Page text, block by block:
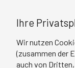
Ihre
Wir nutzen
(zusammen der
auch von